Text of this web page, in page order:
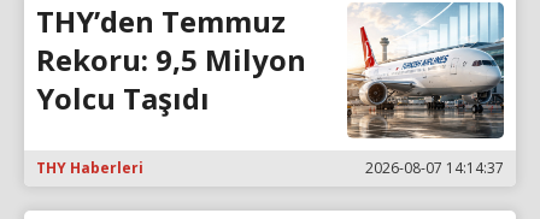
THY’den Temmuz
Rekoru: 9,5 Milyon
Yolcu Taşıdı
THY Haberleri 2026-08-07 14:14:37